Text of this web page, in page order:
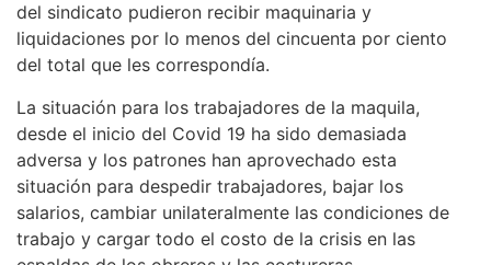
del sindicato pudieron recibir maquinaria y
liquidaciones por lo menos del cincuenta por ciento
del total que les correspondía.
La situación para los trabajadores de la maquila,
desde el inicio del Covid 19 ha sido demasiada
adversa y los patrones han aprovechado esta
situación para despedir trabajadores, bajar los
salarios, cambiar unilateralmente las condiciones de
trabajo y cargar todo el costo de la crisis en las